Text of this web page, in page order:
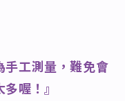
手工測量，難免會
喔！』